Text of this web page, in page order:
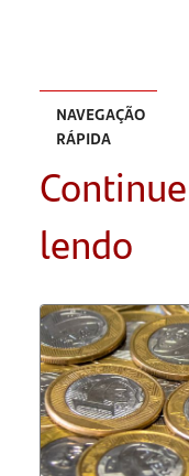
NAVEGAÇÃO
RÁPIDA
Assistentes
de texto
IAs em
que você
já usa
Criação
de
imagens
Continue
lendo